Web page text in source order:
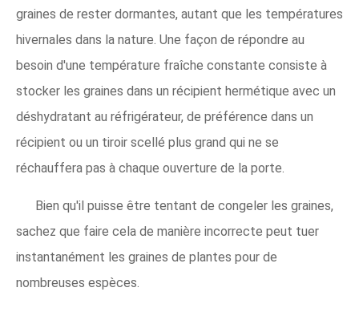
graines de rester dormantes, autant que les températures
hivernales dans la nature. Une façon de répondre au
besoin d'une température fraîche constante consiste à
stocker les graines dans un récipient hermétique avec un
déshydratant au réfrigérateur, de préférence dans un
récipient ou un tiroir scellé plus grand qui ne se
réchauffera pas à chaque ouverture de la porte.
Bien qu'il puisse être tentant de congeler les graines,
sachez que faire cela de manière incorrecte peut tuer
instantanément les graines de plantes pour de
nombreuses espèces.